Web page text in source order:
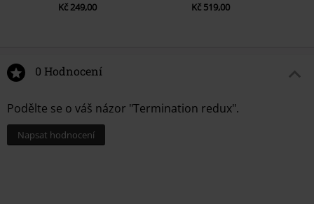
Kč 249,00 Kč 519,00
0 Hodnocení
Podělte se o váš názor "Termination redux".
Napsat hodnocení